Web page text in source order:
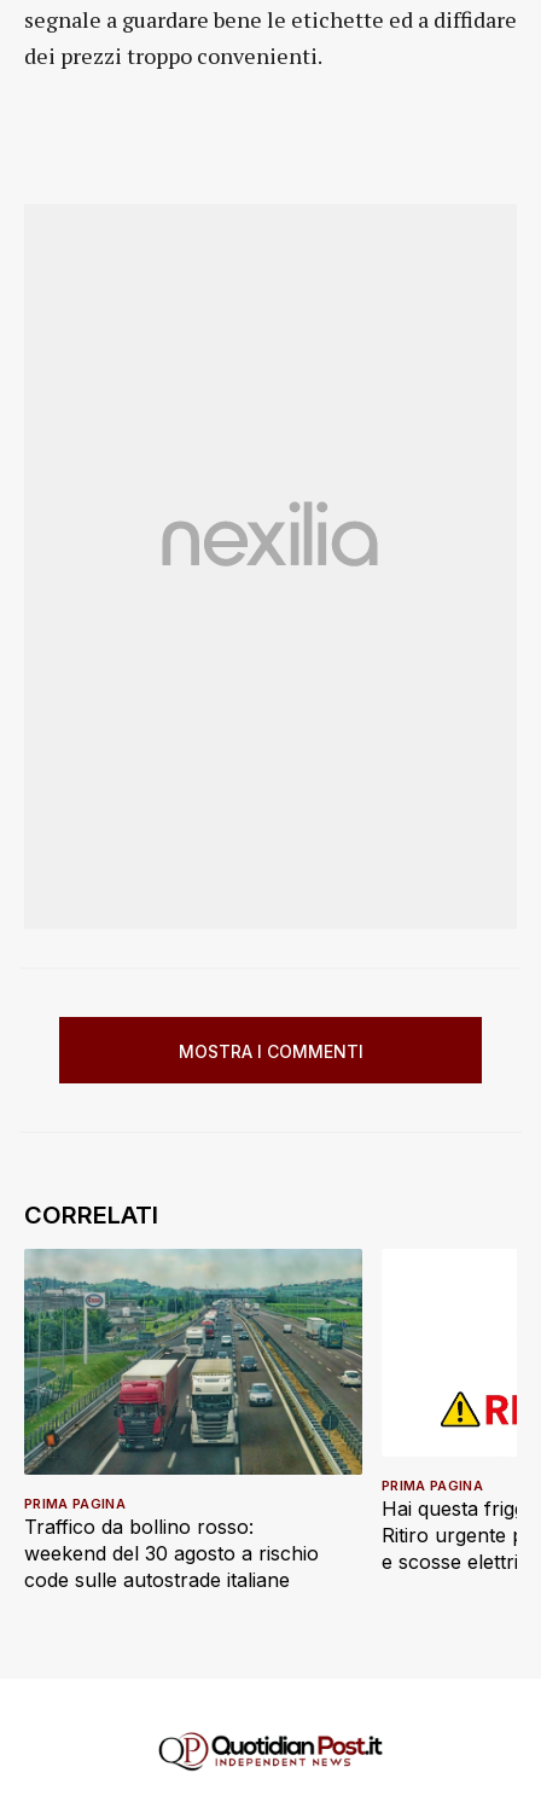
segnale a guardare bene le etichette ed a diffidare
dei prezzi troppo convenienti.
MOSTRA I COMMENTI
Traffico da bollino rosso:
weekend del 30 agosto a rischio
code sulle autostrade italiane
PRIMA PAGINA
Hai questa
Ritiro urgente
e scosse
PRIMA PAGINA